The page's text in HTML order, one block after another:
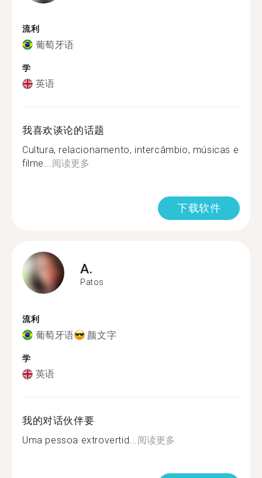
流利
葡萄牙语
学
英语
我喜欢谈论的话题
Cultura, relacionamento, intercâmbio, músicas e
filme...阅读更多
下载软件
A.
Patos
流利
葡萄牙语 颜文字
学
英语
我的对话伙伴要
Uma pessoa extrovertid...阅读更多